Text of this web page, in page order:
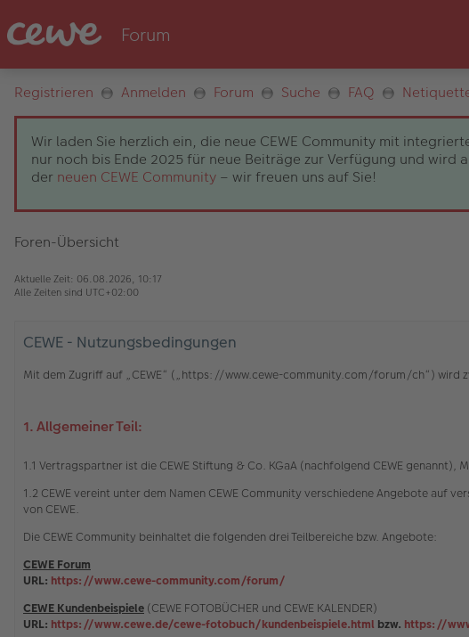
Registrieren Anmelden Forum Suche FAQ
Wir laden Sie herzlich ein, die neue CEWE Community mit
nur noch bis Ende 2025 für neue Beiträge zur Verfügung und wird
der neuen CEWE Community – wir freuen uns auf Sie!
Foren-Übersicht
Aktuelle Zeit: 06.08.2026, 10:17
Alle Zeiten sind UTC+02:00
CEWE - Nutzungsbedingungen
Mit dem Zugriff auf „CEWE“ („https://www.cewe-community.com/forum/ch“) wird
1. Allgemeiner Teil:
1.1 Vertragspartner ist die CEWE Stiftung & Co. KGaA (nachfolgend CEWE
1.2 CEWE vereint unter dem Namen CEWE Community verschiedene Angebote auf
von CEWE.
Die CEWE Community beinhaltet die folgenden drei Teilbereiche bzw. Angebote:
CEWE Forum
URL: https://www.cewe-community.com/forum/
CEWE Kundenbeispiele (CEWE FOTOBÜCHER und CEWE KALENDER)
URL: https://www.cewe.de/cewe-fotobuch/kundenbeispiele.html bzw. https://